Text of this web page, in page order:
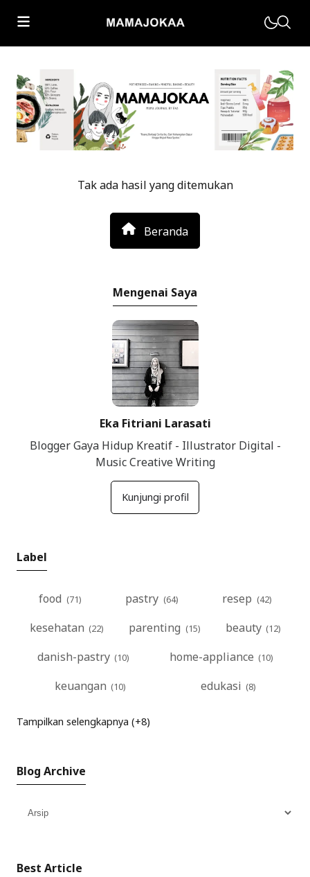
Motherhood
Parenting
Muhasabah
Kuliner Bandung
Tak ada hasil yang ditemukan
Beranda
Mengenai Saya
Eka Fitriani Larasati
Blogger Gaya Hidup Kreatif - Illustrator Digital -
Music Creative Writing
Kunjungi profil
Label
food pastry
resep
kesehatan
parenting
beauty
danish-pastry
home-appliance
keuangan
edukasi
Tampilkan selengkapnya (+8)
Blog Archive
Best Article